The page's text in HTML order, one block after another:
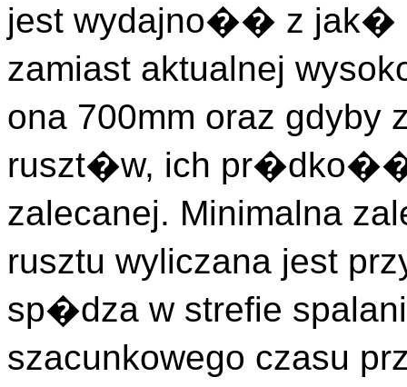
jest wydajno�� z jak�
zamiast aktualnej
ona 700mm oraz
ruszt�w, ich
zalecanej. Minimalna
rusztu wyliczana jest
sp�dza w strefie
szacunkowego czasu